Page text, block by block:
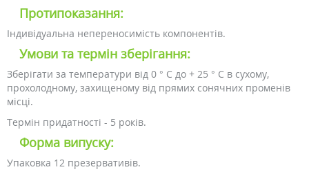
Протипоказання:
Індивідуальна непереносимість компонентів.
Умови та термін зберігання:
Зберігати за температури від 0 ° С до + 25 ° С в сухому,
прохолодному, захищеному від прямих сонячних променів
місці.
Термін придатності - 5 років.
Форма випуску:
Упаковка 12 презервативів.